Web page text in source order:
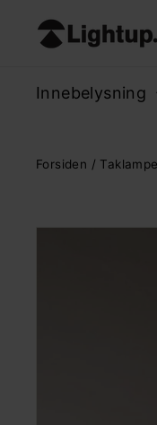
innhold
L
h
p.
o
Innebelysning
Forsiden /